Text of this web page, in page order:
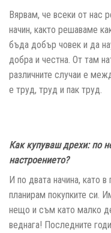
Вярвам, че всеки от нас
начин, както решаваме
бъда добър човек и да
добра и честна. От там
различните случаи е
е труд, труд и пак труд.
Как купуваш дрехи: по
настроението?
И по двата начина, като
планирам покупките си.
нещо и съм като малко
веднага! Последните